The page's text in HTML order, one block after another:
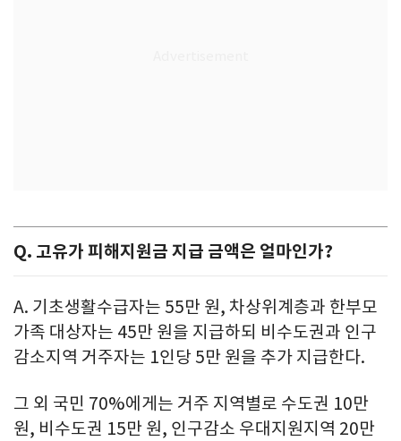
Q. 고유가 피해지원금 지급 금액은 얼마인가?
A. 기초생활수급자는 55만 원, 차상위계층과 한부모
가족 대상자는 45만 원을 지급하되 비수도권과 인구
감소지역 거주자는 1인당 5만 원을 추가 지급한다.
그 외 국민 70%에게는 거주 지역별로 수도권 10만
원, 비수도권 15만 원, 인구감소 우대지원지역 20만